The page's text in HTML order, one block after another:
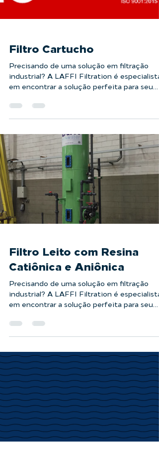
Filtro Cartucho
Precisando de uma solução em filtração
industrial? A LAFFI Filtration é especialista
em encontrar a solução perfeita para seu
Filtro Leito com Resina
Catiônica e Aniônica
Precisando de uma solução em filtração
industrial? A LAFFI Filtration é especialista
em encontrar a solução perfeita para seu